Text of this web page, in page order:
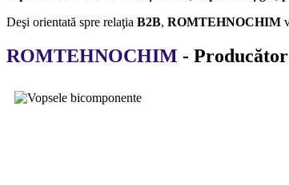
Deşi orientată spre relaţia B2B, ROMTEHNOCHIM
ROMTEHNOCHIM -